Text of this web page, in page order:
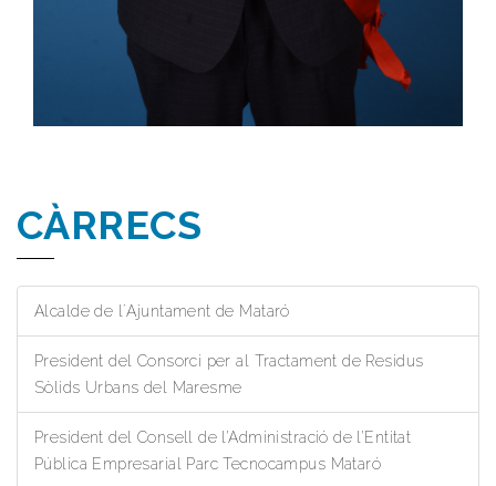
CÀRRECS
Alcalde de l´Ajuntament de Mataró
President del Consorci per al Tractament de Residus
Sòlids Urbans del Maresme
President del Consell de l’Administració de l’Entitat
Pública Empresarial Parc Tecnocampus Mataró